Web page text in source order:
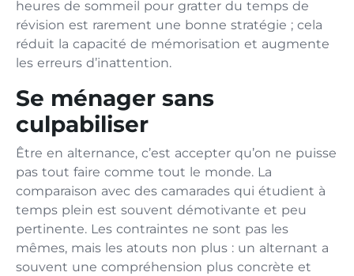
heures de sommeil pour gratter du temps de
révision est rarement une bonne stratégie ; cela
réduit la capacité de mémorisation et augmente
les erreurs d’inattention.
Se ménager sans
culpabiliser
Être en alternance, c’est accepter qu’on ne puisse
pas tout faire comme tout le monde. La
comparaison avec des camarades qui étudient à
temps plein est souvent démotivante et peu
pertinente. Les contraintes ne sont pas les
mêmes, mais les atouts non plus : un alternant a
souvent une compréhension plus concrète et